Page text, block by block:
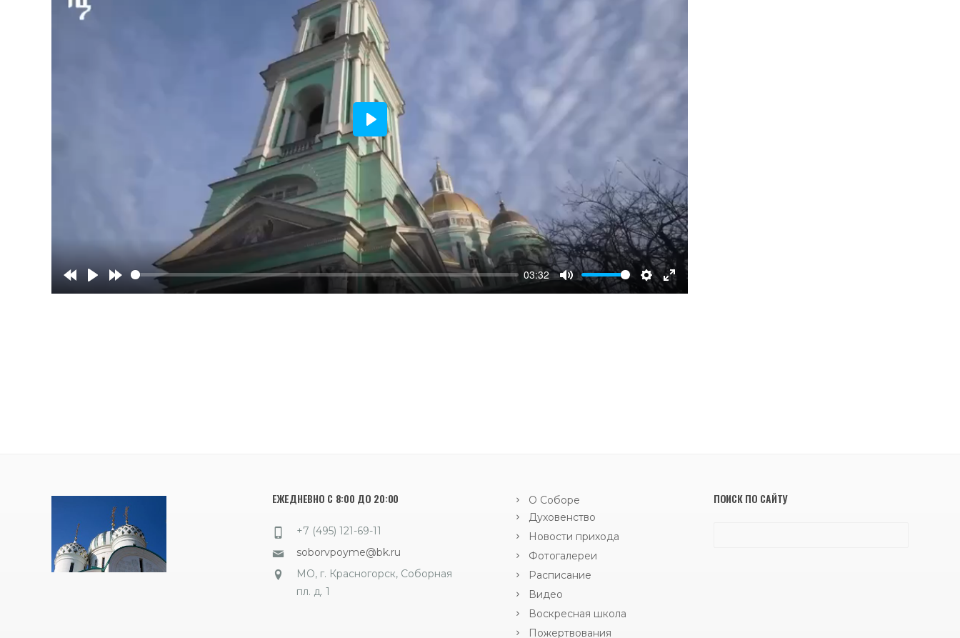
03:32
Play
ЕЖЕДНЕВНО С 8:00 ДО 20:00
+7 (495) 121-69-11
soborvpoyme@bk.ru
МО, г. Красногорск, Соборная
пл. д. 1
О Соборе
Духовенство
Новости прихода
Фотогалереи
Расписание
Видео
Воскресная школа
Пожертвования
ПОИСК ПО САЙТУ